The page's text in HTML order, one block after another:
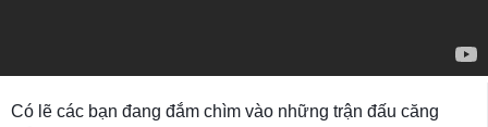
Có lẽ các bạn đang đắm chìm vào những trận đấu căng